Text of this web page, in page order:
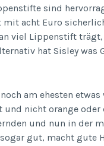
sind
acht Euro
viel Lippenstift
hat Sisley was
am ehesten
nicht orange
und nun in der
gut, macht gute